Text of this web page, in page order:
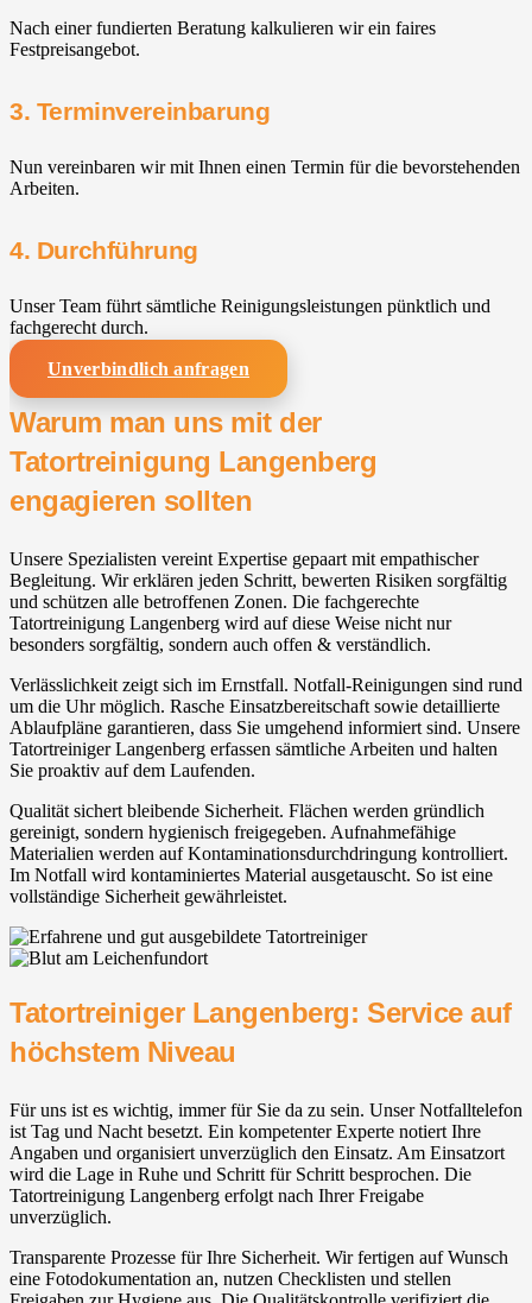
Nach einer fundierten Beratung kalkulieren wir ein faires
Festpreisangebot.
3. Terminvereinbarung
Nun vereinbaren wir mit Ihnen einen Termin für die bevorstehenden
Arbeiten.
4. Durchführung
Unser Team führt sämtliche Reinigungsleistungen pünktlich und
fachgerecht durch.
Unverbindlich anfragen
Warum man uns mit der
Tatortreinigung Langenberg
engagieren sollten
Unsere Spezialisten vereint Expertise gepaart mit empathischer
Begleitung. Wir erklären jeden Schritt, bewerten Risiken sorgfältig
und schützen alle betroffenen Zonen. Die fachgerechte
Tatortreinigung Langenberg wird auf diese Weise nicht nur
besonders sorgfältig, sondern auch offen & verständlich.
Verlässlichkeit zeigt sich im Ernstfall. Notfall-Reinigungen sind rund
um die Uhr möglich. Rasche Einsatzbereitschaft sowie detaillierte
Ablaufpläne garantieren, dass Sie umgehend informiert sind. Unsere
Tatortreiniger Langenberg erfassen sämtliche Arbeiten und halten
Sie proaktiv auf dem Laufenden.
Qualität sichert bleibende Sicherheit. Flächen werden gründlich
gereinigt, sondern hygienisch freigegeben. Aufnahmefähige
Materialien werden auf Kontaminationsdurchdringung kontrolliert.
Im Notfall wird kontaminiertes Material ausgetauscht. So ist eine
vollständige Sicherheit gewährleistet.
Tatortreiniger Langenberg: Service auf
höchstem Niveau
Für uns ist es wichtig, immer für Sie da zu sein. Unser Notfalltelefon
ist Tag und Nacht besetzt. Ein kompetenter Experte notiert Ihre
Angaben und organisiert unverzüglich den Einsatz. Am Einsatzort
wird die Lage in Ruhe und Schritt für Schritt besprochen. Die
Tatortreinigung Langenberg erfolgt nach Ihrer Freigabe
unverzüglich.
Transparente Prozesse für Ihre Sicherheit. Wir fertigen auf Wunsch
eine Fotodokumentation an, nutzen Checklisten und stellen